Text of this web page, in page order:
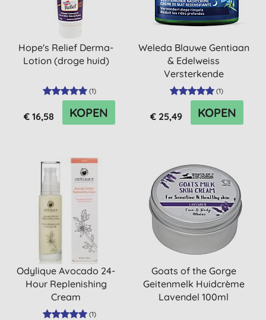
Hope's Relief Derma-
Lotion (droge huid)
(1)
€ 16,58 KOPEN
Weleda Blauwe Gentiaan
& Edelweiss
Versterkende
Nachtcrème
(1)
€ 25,49 KOPEN
Odylique Avocado 24-
Hour Replenishing
Cream
(1)
Goats of the Gorge
Geitenmelk Huidcrème
Lavendel 100ml